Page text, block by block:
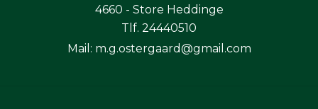
4660 - Store Heddinge
Tlf. 24440510
Mail: m.g.ostergaard@gmail.com